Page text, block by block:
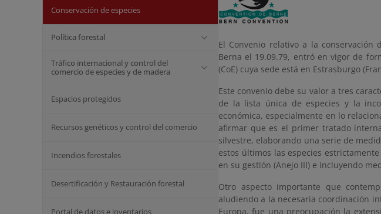
Conservación de especies
Política forestal
Tráfico internacional y control del
comercio de especies y de madera
Espacios protegidos
Recursos genéticos y control del comercio
Incendios forestales
Desertificación y Restauración forestal
Portal de datos e inventarios
El Convenio relativo a la
Berna el 19.09.79, entró en vigor de
(CoE) cuya sede está en Estrasburgo
Este convenio debe su valor a tres
de la lista única de especies y la
económica, especialmente en lo
afirmar que es el primer tratado
silvestre, elaborando una serie de
estos últimos las especies
en su gestión (Anejo III) e incluyendo
Otro aspecto importante que
aludiendo a la necesaria coordinación
Europa, fue una preocupación la